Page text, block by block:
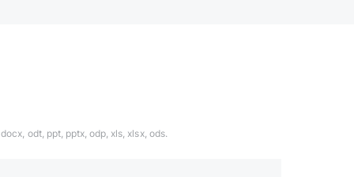
odt, ppt, pptx, odp, xls, xlsx, ods.